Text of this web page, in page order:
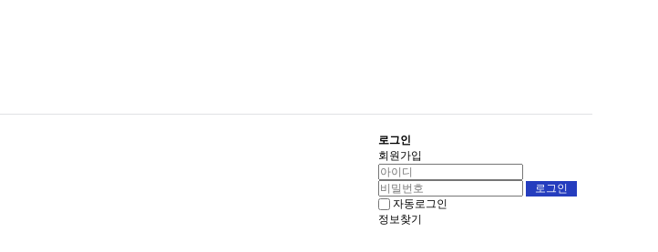
로그인
회원가입
자동로그인
정보찾기